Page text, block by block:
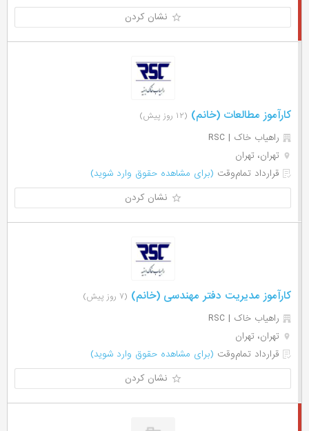
نشان کردن
کارآموز مطالعات (خانم) (۱۲ روز پیش)
راهیاب خاک | RSC
تهران، تهران
قرارداد تمام‌وقت (برای مشاهده حقوق وارد شوید)
نشان کردن
کارآموز مدیریت دفتر مهندسی (خانم) (۷ روز پیش)
راهیاب خاک | RSC
تهران، تهران
قرارداد تمام‌وقت (برای مشاهده حقوق وارد شوید)
نشان کردن